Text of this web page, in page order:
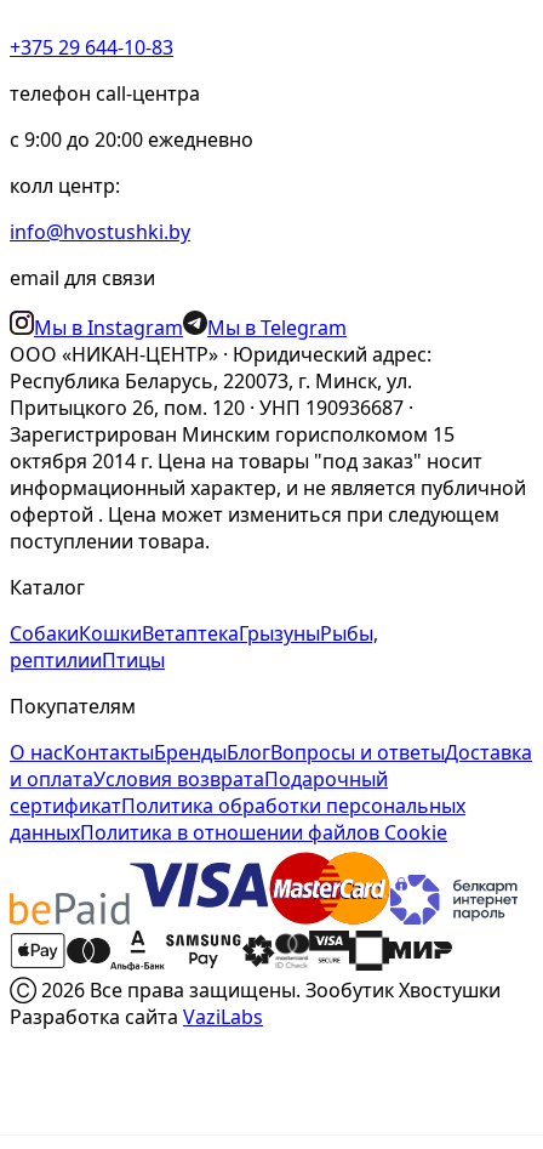
+375 29 644-10-83
телефон call-центра
c 9:00 до 20:00 ежедневно
колл центр:
info@hvostushki.by
email для связи
Мы в Instagram
Мы в Telegram
ООО «НИКАН-ЦЕНТР» · Юридический адрес:
Республика Беларусь, 220073, г. Минск, ул.
Притыцкого 26, пом. 120 · УНП 190936687 ·
Зарегистрирован Минским горисполкомом 15
октября 2014 г. Цена на товары "под заказ" носит
информационный характер, и не является публичной
офертой . Цена может измениться при следующем
поступлении товара.
Каталог
СобакиКошкиВетаптекаГрызуныРыбы,
рептилииПтицы
Покупателям
О насКонтактыБрендыБлогВопросы и ответыДоставка
и оплатаУсловия возвратаПодарочный
сертификатПолитика обработки персональных
данныхПолитика в отношении файлов Cookie
Ⓒ 2026 Все права защищены. Зообутик Хвостушки
Разработка сайта VaziLabs